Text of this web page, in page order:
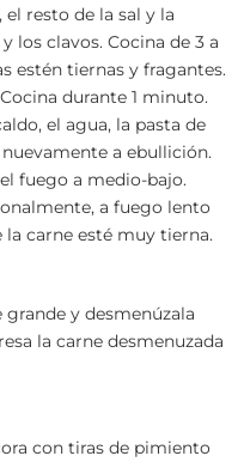
resto de la sal y la
los clavos. Cocina de 3 a
estén tiernas y fragantes.
durante 1 minuto.
el agua, la pasta de
a ebullición.
fuego a medio-bajo.
a fuego lento
carne esté muy tierna.
y desmenúzala
la carne desmenuzada
con tiras de pimiento